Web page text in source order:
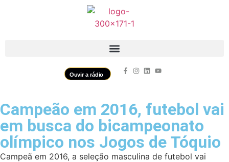
Ouvir a rádio
Campeão em 2016, futebol vai
em busca do bicampeonato
olímpico nos Jogos de Tóquio
Campeã em 2016, a seleção masculina de futebol vai